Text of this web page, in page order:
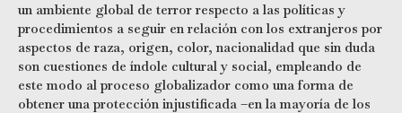
un ambiente global de terror respecto a las políticas y
procedimientos a seguir en relación con los extranjeros por
aspectos de raza, origen, color, nacionalidad que sin duda
son cuestiones de índole cultural y social, empleando de
este modo al proceso globalizador como una forma de
obtener una protección injustificada –en la mayoría de los